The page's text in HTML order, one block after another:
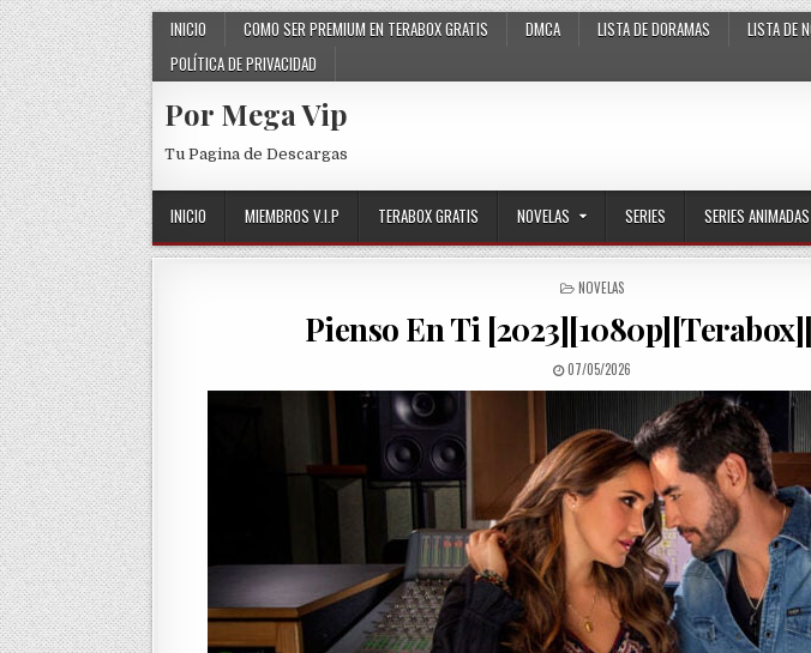
Skip to content INICIO COMO SER PREMIUM EN TERABOX GRATIS DMCA LISTA DE DORAMAS LISTA DE
POLÍTICA DE PRIVACIDAD
Por Mega Vip
Tu Pagina de Descargas
INICIO MIEMBROS V.I.P TERABOX GRATIS NOVELAS SERIES SERIES ANIMADAS
POSTED IN
NOVELAS
Pienso En Ti
PUBLISHED DATE:
07/05/2026